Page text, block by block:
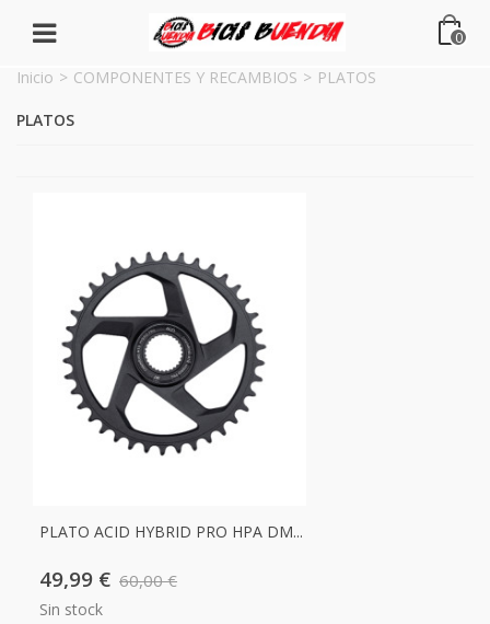
0
Inicio > COMPONENTES Y RECAMBIOS > PLATOS
PLATOS
PLATO ACID HYBRID PRO HPA DM...
49,99 € 60,00 €
Sin stock